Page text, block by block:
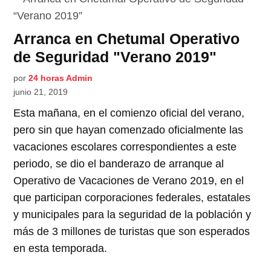
Arranca en Chetumal Operativo
de Seguridad "Verano 2019"
por 24 horas Admin
junio 21, 2019
Esta mañana, en el comienzo oficial del verano,
pero sin que hayan comenzado oficialmente las
vacaciones escolares correspondientes a este
periodo, se dio el banderazo de arranque al
Operativo de Vacaciones de Verano 2019, en el
que participan corporaciones federales, estatales
y municipales para la seguridad de la población y
más de 3 millones de turistas que son esperados
en esta temporada.